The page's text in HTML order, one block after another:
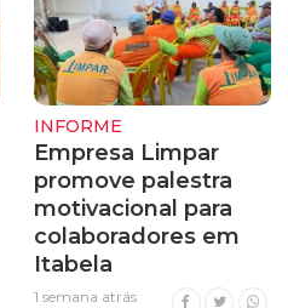
INFORME
Empresa Limpar
promove palestra
motivacional para
colaboradores em
Itabela
1 semana atrás